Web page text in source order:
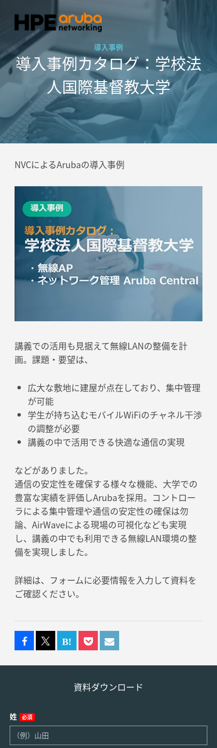
導入事例
導入事例カタログ：学校法
人国際基督教大学
NVCによるArubaの導入事例
講義での活用も見据えて無線LANの整備を計
画。課題・要望は、
広大な敷地に建屋が点在しており、集中管理
が可能
学生が持ち込むモバイルWiFiのチャネル干渉
の調整が必要
講義の中で活用できる快適な通信の実現
などがありました。
通信の安定性を確保する様々な機能、大学での
豊富な実績を評価しArubaを採用。コントロー
ラによる集中管理や通信の安定性の確保は勿
論、AirWaveによる現場の可視化なども実現
し、講義の中でも利用できる無線LAN環境の整
備を実現しました。
詳細は、フォームに必要情報を入力して資料を
ご確認ください。
資料ダウンロード
姓 必須